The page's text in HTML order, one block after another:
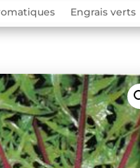
Engrais verts